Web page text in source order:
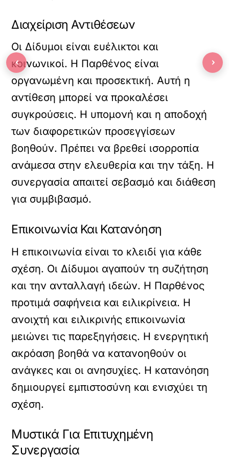
Διαχείριση Αντιθέσεων
Οι Δίδυμοι είναι ευέλικτοι και
κοινωνικοί. Η Παρθένος είναι
οργανωμένη και προσεκτική. Αυτή η
αντίθεση μπορεί να προκαλέσει
συγκρούσεις. Η υπομονή και η αποδοχή
των διαφορετικών προσεγγίσεων
βοηθούν. Πρέπει να βρεθεί ισορροπία
ανάμεσα στην ελευθερία και την τάξη. Η
συνεργασία απαιτεί σεβασμό και διάθεση
για συμβιβασμό.
Επικοινωνία Και Κατανόηση
Η επικοινωνία είναι το κλειδί για κάθε
σχέση. Οι Δίδυμοι αγαπούν τη συζήτηση
και την ανταλλαγή ιδεών. Η Παρθένος
προτιμά σαφήνεια και ειλικρίνεια. Η
ανοιχτή και ειλικρινής επικοινωνία
μειώνει τις παρεξηγήσεις. Η ενεργητική
ακρόαση βοηθά να κατανοηθούν οι
ανάγκες και οι ανησυχίες. Η κατανόηση
δημιουργεί εμπιστοσύνη και ενισχύει τη
σχέση.
Μυστικά Για Επιτυχημένη
Συνεργασία
‹ ›